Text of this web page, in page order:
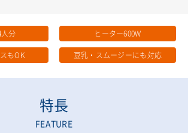
人分 ヒーター600W
もOK 豆乳・スムージーにも対応
特長
FEATURE